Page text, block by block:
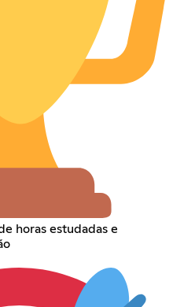
horas estudadas e